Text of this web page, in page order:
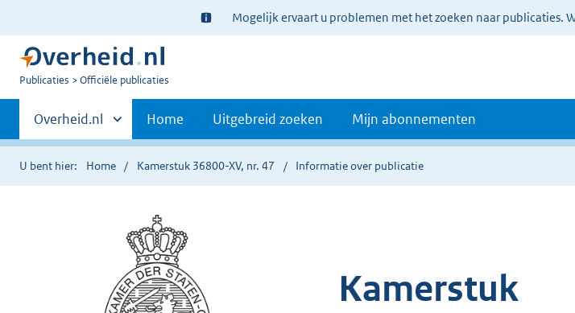
Ter
informatie:
Mogelijk ervaart u problemen met het zoeken naar publicaties.
U
Publicaties Officiële publicaties
Primaire
navigatie
Andere
sites
binnen
Overheid.nl Home Uitgebreid zoeken Mijn abonnementen
U bent hier: Home Kamerstuk 36800-XV, nr. 47 Informatie over publicatie
Kamerstuk